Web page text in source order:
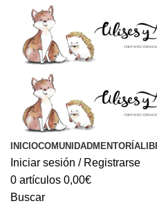
INICIOCOMUNIDADMENTORÍA
Iniciar sesión / Registrarse
0 artículos 0,00€
Buscar